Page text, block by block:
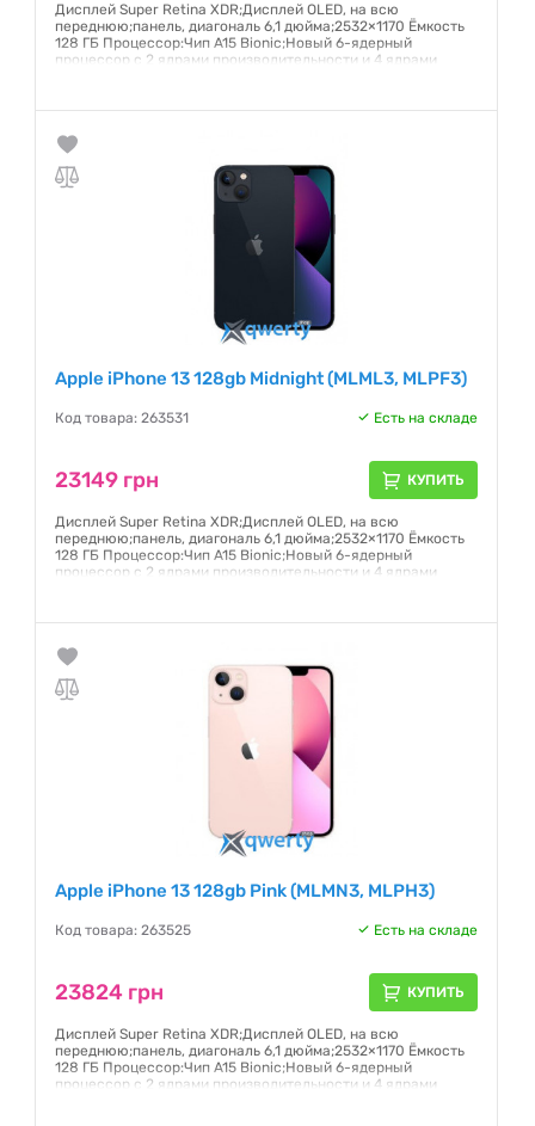
Дисплей Super Retina XDR;Дисплей OLED, на всю
переднюю;панель, диагональ 6,1 дюйма;2532×1170 Ёмкость
128 ГБ Процессор:Чип A15 Bionic;Новый 6-ядерный
процессор с 2 ядрами производительности и 4 ядрами
Гарантия:6 месяцев
Apple iPhone 13 128gb Midnight (MLML3, MLPF3)
Код товара: 263531 Есть на складе
23149 грн КУПИТЬ
Дисплей Super Retina XDR;Дисплей OLED, на всю
переднюю;панель, диагональ 6,1 дюйма;2532×1170 Ёмкость
128 ГБ Процессор:Чип A15 Bionic;Новый 6-ядерный
процессор с 2 ядрами производительности и 4 ядрами
Гарантия:6 месяцев
Apple iPhone 13 128gb Pink (MLMN3, MLPH3)
Код товара: 263525 Есть на складе
23824 грн КУПИТЬ
Дисплей Super Retina XDR;Дисплей OLED, на всю
переднюю;панель, диагональ 6,1 дюйма;2532×1170 Ёмкость
128 ГБ Процессор:Чип A15 Bionic;Новый 6-ядерный
процессор с 2 ядрами производительности и 4 ядрами